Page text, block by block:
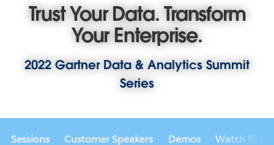
Trust Your Data. Transform
Your Enterprise.
2022 Gartner Data & Analytics Summit
Series
Sessions Customer Speakers Demos Watch BI